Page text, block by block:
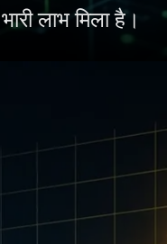
लाभ मिला है।